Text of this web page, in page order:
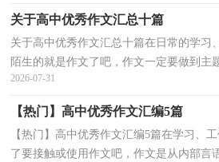
关于高中优秀作文汇总十篇
关于高中优秀作文汇总十篇在日常的学习
陌生的就是作文了吧，作文一定要做到主
入阐述，切忌东拉西扯，主题涣散甚至无
2026-07-31
【热门】高中优秀作文汇编5篇
【热门】高中优秀作文汇编5篇在学习、
了要接触或使用作文吧，作文是从内部言